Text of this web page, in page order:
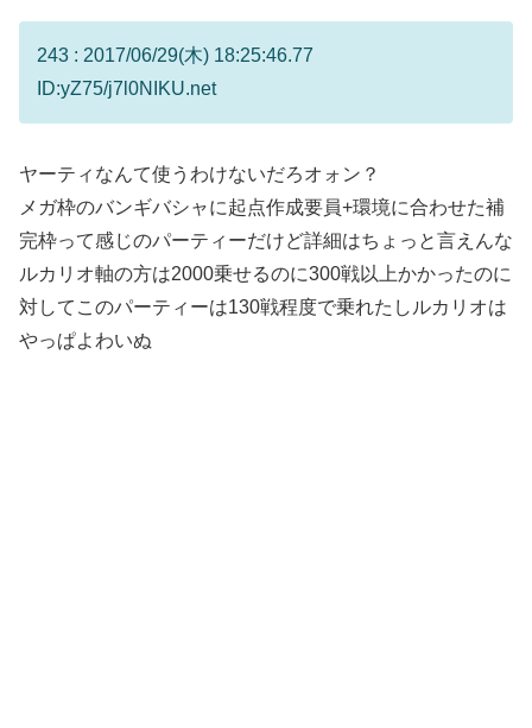
243 : 2017/06/29(木) 18:25:46.77
ID:yZ75/j7l0NIKU.net
ヤーティなんて使うわけないだろオォン？
メガ枠のバンギバシャに起点作成要員+環境に合わせた補
完枠って感じのパーティーだけど詳細はちょっと言えんな
ルカリオ軸の方は2000乗せるのに300戦以上かかったのに
対してこのパーティーは130戦程度で乗れたしルカリオは
やっぱよわいぬ